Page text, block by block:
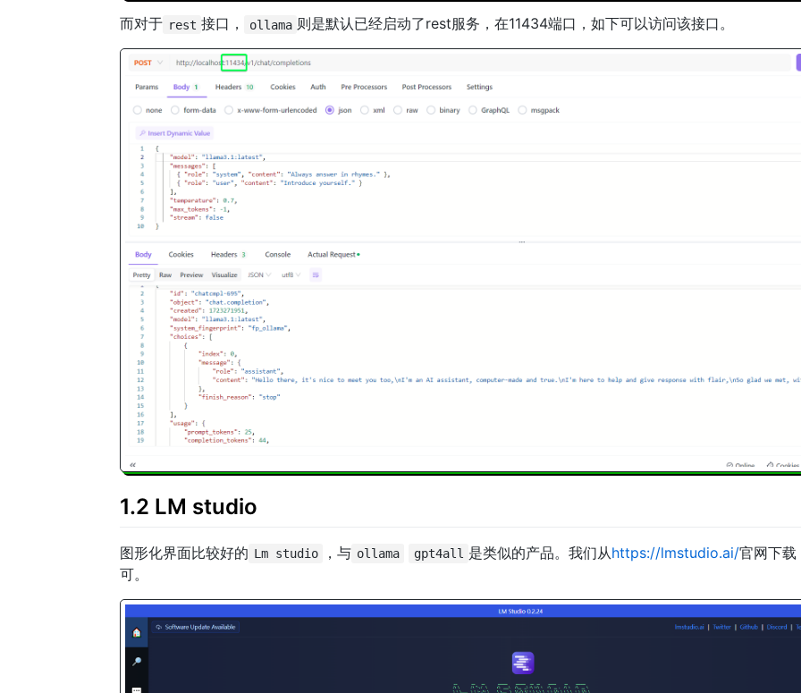
而对于 rest 接口， ollama 则是默认已经启动了rest服务，在11434端口，如下可以访问该接口。
1.2 LM studio
图形化界面比较好的 Lm studio ，与 ollama gpt4all 是类似的产品。我们从https://lmstudio.ai/官网下载
可。